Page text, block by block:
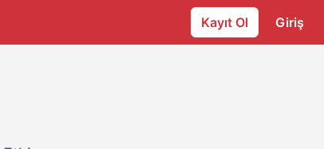
Kayıt Ol Giriş